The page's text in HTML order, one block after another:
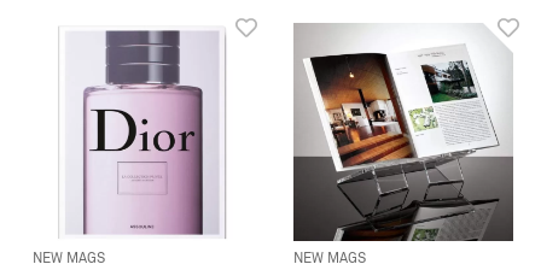
NEW MAGS
NEW MAGS